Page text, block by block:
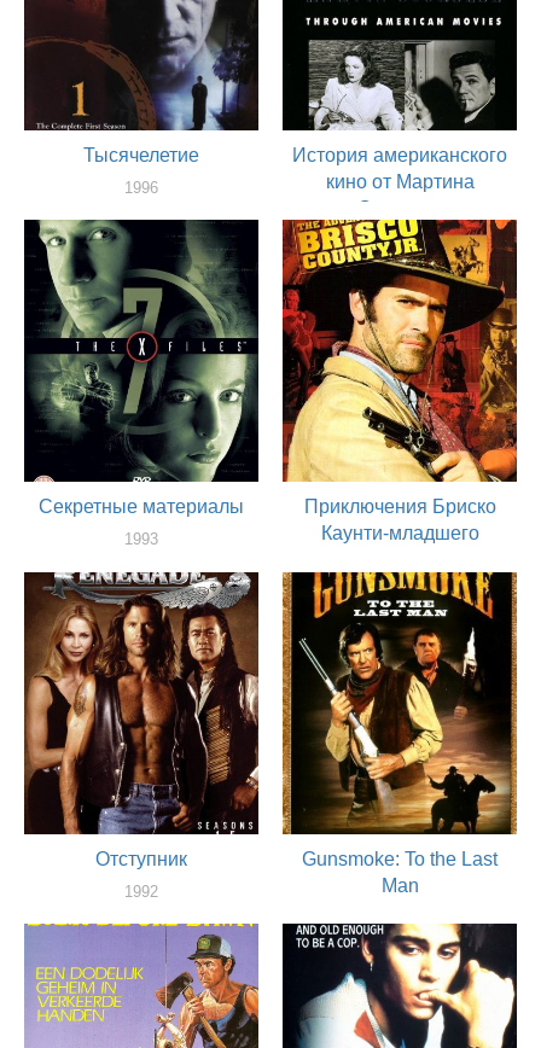
Тысячелетие
1996
История американского
кино от Мартина
Скорсезе
1995
актер
Секретные материалы
1993
Приключения Бриско
Каунти-младшего
актер
Отступник
1992
Gunsmoke: To the Last
Man
актер